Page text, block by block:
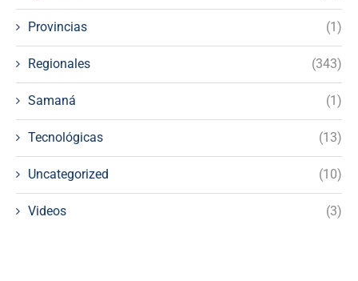
Provincias (1)
Regionales (343)
Samaná (1)
Tecnológicas (13)
Uncategorized (10)
Videos (3)